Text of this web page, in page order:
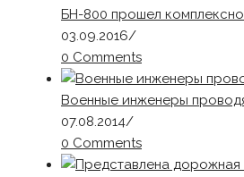
БН-800 прошел
03.09.2016/
0 Comments
Военные инженеры
07.08.2014/
0 Comments